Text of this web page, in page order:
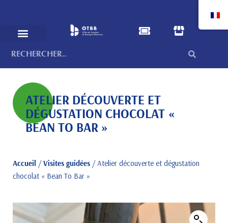
ATELIER DÉCOUVERTE ET
DÉGUSTATION CHOCOLAT «
BEAN TO BAR »
Accueil /Visites guidées / Atelier découverte et dégustation
chocolat « Bean To Bar »